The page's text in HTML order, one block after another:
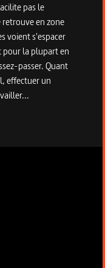
pas le
en zone
voient s'espacer
pour la plupart en
passer. Quant
effectuer un